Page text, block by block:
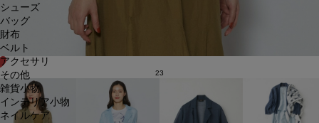
シューズ
バッグ
財布
ベルト
アクセサリ
その他
雑貨小物
インテリア小物
ネイルケア
23